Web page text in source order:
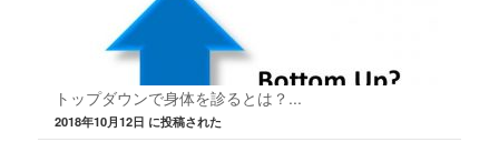
トップダウンで身体を診るとは？...
2018年10月12日 に投稿された